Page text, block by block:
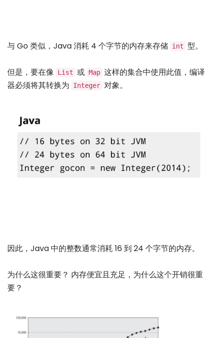
与 Go 类似，Java 消耗 4 个字节的内存来存储 int 型。
但是，要在像 List 或 Map 这样的集合中使用此值，编译
器必须将其转换为
Integer 对象。
因此，Java 中的整数通常消耗 16 到 24 个字节的内存。
为什么这很重要？ 内存便宜且充足，为什么这个开销很重
要？